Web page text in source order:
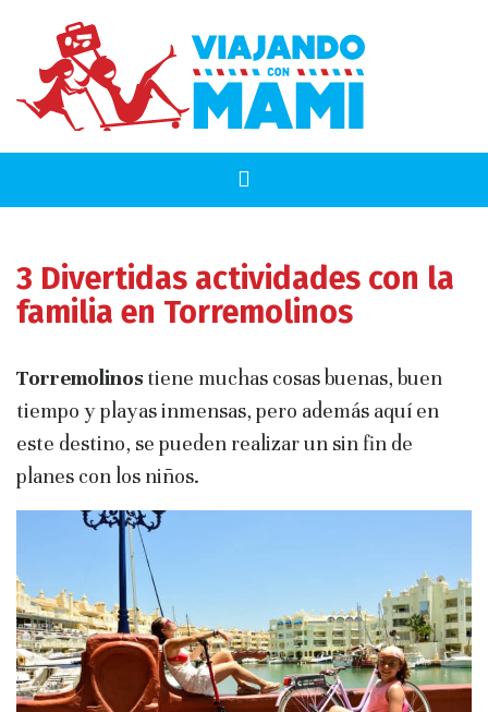
3 Divertidas actividades con la
familia en Torremolinos
Torremolinos tiene muchas cosas buenas, buen
tiempo y playas inmensas, pero además aquí en
este destino, se pueden realizar un sin fin de
planes con los niños.